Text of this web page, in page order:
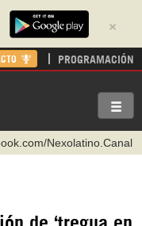
×
PROGRAMACIÓN
Nexolatino.Canal
de ‘tregua en